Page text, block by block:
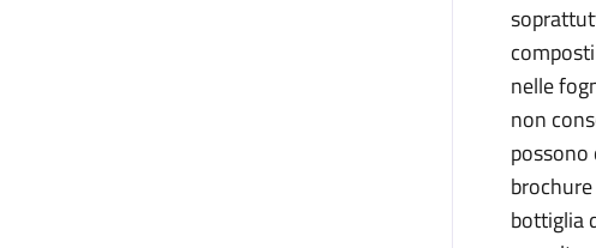
nelle
non
bottiglia